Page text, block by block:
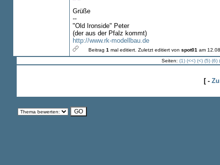
Grüße
--
"Old Ironside" Peter
(der aus der Pfalz kommt)
http://www.rk-modellbau.de
Beitrag 1 mal editiert. Zuletzt editiert von spot01 am
Seiten: (1) (<<) (<) (5) (6)
[ -